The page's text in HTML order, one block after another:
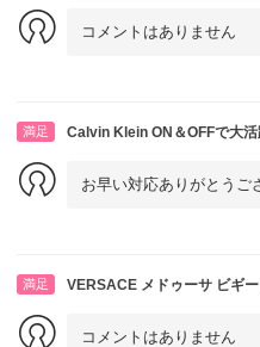
コメントはありません
満足 Calvin Klein ON＆OFFで大活
お早い対応ありがとうご
満足 VERSACE メドゥーサ ビギ
コメントはありません